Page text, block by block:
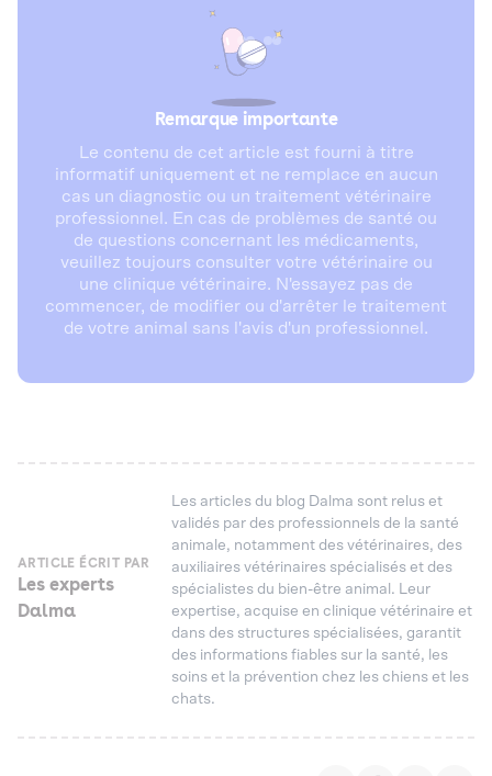
Remarque importante
Le contenu de cet article est fourni à titre
informatif uniquement et ne remplace en aucun
cas un diagnostic ou un traitement vétérinaire
professionnel. En cas de problèmes de santé ou
de questions concernant les médicaments,
veuillez toujours consulter votre vétérinaire ou
une clinique vétérinaire. N'essayez pas de
commencer, de modifier ou d'arrêter le traitement
de votre animal sans l'avis d'un professionnel.
ARTICLE ÉCRIT PAR
Les experts
Dalma
Les articles du blog Dalma sont relus et
validés par des professionnels de la santé
animale, notamment des vétérinaires, des
auxiliaires vétérinaires spécialisés et des
spécialistes du bien-être animal. Leur
expertise, acquise en clinique vétérinaire et
dans des structures spécialisées, garantit
des informations fiables sur la santé, les
soins et la prévention chez les chiens et les
chats.